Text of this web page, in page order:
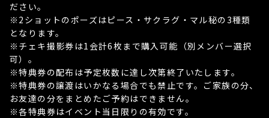
ださい。
※2ショットのポーズはピース・サクラグ・マル秘の3種類
となります。
※チェキ撮影券は1会計6枚まで購入可能（別メンバー選択
可）。
※特典券の配布は予定枚数に達し次第終了いたします。
※特典券の譲渡はいかなる場合でも禁止です。ご家族の分、
お友達の分をまとめたご予約はできません。
※各特典券はイベント当日限りの有効です。